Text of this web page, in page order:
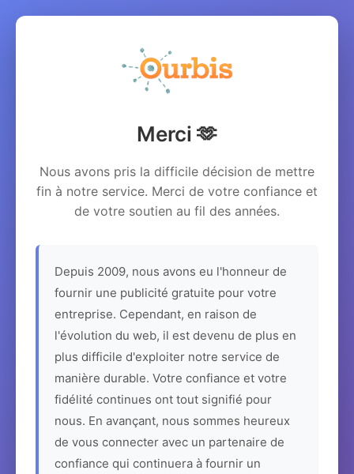
Merci 🫶
Nous avons pris la difficile décision de mettre
fin à notre service. Merci de votre confiance et
de votre soutien au fil des années.
Depuis 2009, nous avons eu l'honneur de
fournir une publicité gratuite pour votre
entreprise. Cependant, en raison de
l'évolution du web, il est devenu de plus en
plus difficile d'exploiter notre service de
manière durable. Votre confiance et votre
fidélité continues ont tout signifié pour
nous. En avançant, nous sommes heureux
de vous connecter avec un partenaire de
confiance qui continuera à fournir un